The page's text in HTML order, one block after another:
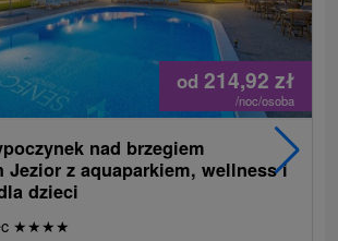
od 214,92zł
/noc/osoba
nad brzegiem
Jezior z aquaparkiem, wellness i
dzieci
★★★★